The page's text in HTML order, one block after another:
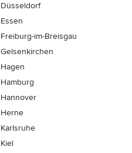
Düsseldorf
Essen
Freiburg-im-Breisgau
Gelsenkirchen
Hagen
Hamburg
Hannover
Herne
Karlsruhe
Kiel